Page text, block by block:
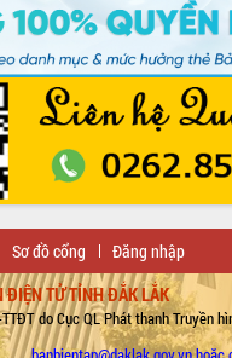
Sơ đồ cổng Đăng nhập
ĐIỆN TỬ TỈNH ĐẮK LẮK
do Cục QL Phát thanh Truyền